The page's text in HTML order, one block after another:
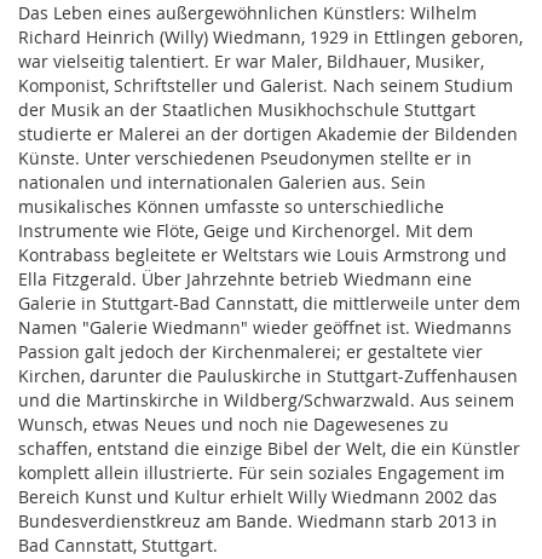
Das Leben eines außergewöhnlichen Künstlers: Wilhelm
Richard Heinrich (Willy) Wiedmann, 1929 in Ettlingen geboren,
war vielseitig talentiert. Er war Maler, Bildhauer, Musiker,
Komponist, Schriftsteller und Galerist. Nach seinem Studium
der Musik an der Staatlichen Musikhochschule Stuttgart
studierte er Malerei an der dortigen Akademie der Bildenden
Künste. Unter verschiedenen Pseudonymen stellte er in
nationalen und internationalen Galerien aus. Sein
musikalisches Können umfasste so unterschiedliche
Instrumente wie Flöte, Geige und Kirchenorgel. Mit dem
Kontrabass begleitete er Weltstars wie Louis Armstrong und
Ella Fitzgerald. Über Jahrzehnte betrieb Wiedmann eine
Galerie in Stuttgart-Bad Cannstatt, die mittlerweile unter dem
Namen "Galerie Wiedmann" wieder geöffnet ist. Wiedmanns
Passion galt jedoch der Kirchenmalerei; er gestaltete vier
Kirchen, darunter die Pauluskirche in Stuttgart-Zuffenhausen
und die Martinskirche in Wildberg/Schwarzwald. Aus seinem
Wunsch, etwas Neues und noch nie Dagewesenes zu
schaffen, entstand die einzige Bibel der Welt, die ein Künstler
komplett allein illustrierte. Für sein soziales Engagement im
Bereich Kunst und Kultur erhielt Willy Wiedmann 2002 das
Bundesverdienstkreuz am Bande. Wiedmann starb 2013 in
Bad Cannstatt, Stuttgart.